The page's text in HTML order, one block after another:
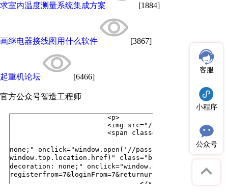
求室内温度测量系统集成方案 [1884]
画继电器接线图用什么软件 [3867]
起重机论坛 [6466]
官方公众号智造工程师
客服
小程序
公众号